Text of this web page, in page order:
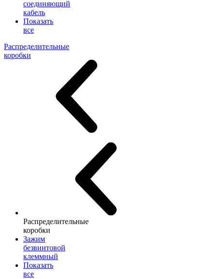
соединяющий
кабель
Показать
все
Распределительные
коробки
Распределительные
коробки
Зажим
безвинтовой
клеммный
Показать
все